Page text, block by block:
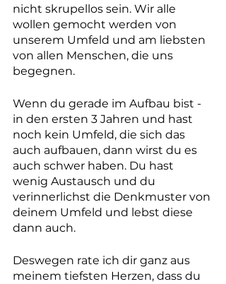
nicht skrupellos sein. Wir alle
wollen gemocht werden von
unserem Umfeld und am liebsten
von allen Menschen, die uns
begegnen.
Wenn du gerade im Aufbau bist -
in den ersten 3 Jahren und hast
noch kein Umfeld, die sich das
auch aufbauen, dann wirst du es
auch schwer haben. Du hast
wenig Austausch und du
verinnerlichst die Denkmuster von
deinem Umfeld und lebst diese
dann auch.
Deswegen rate ich dir ganz aus
meinem tiefsten Herzen, dass du